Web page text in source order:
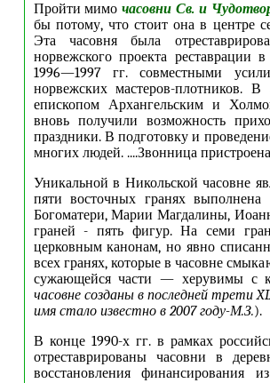
Пройти мимочасовни Св. и
бы потому, что стоит она в центре
Эта часовня была
норвежского проекта реставрации
1996—1997 гг. совместными
норвежских мастеров-плотников.
епископом Архангельским и
вновь получили возможность
праздники. В подготовку и
многих людей. ....Звонница
Уникальной в Никольской часовне
пяти восточных гранях
Богоматери, Марии Магдалины,
граней - пять фигур. На семи
церковным канонам, но явно
всех гранях, которые в часовне
сужающейся части — херувимы с
часовне созданы в последней трети
имя стало известно в 2007 году-М.З.).
В конце 1990-х гг. в рамках
отреставрированы часовни в
восстановления финансирования